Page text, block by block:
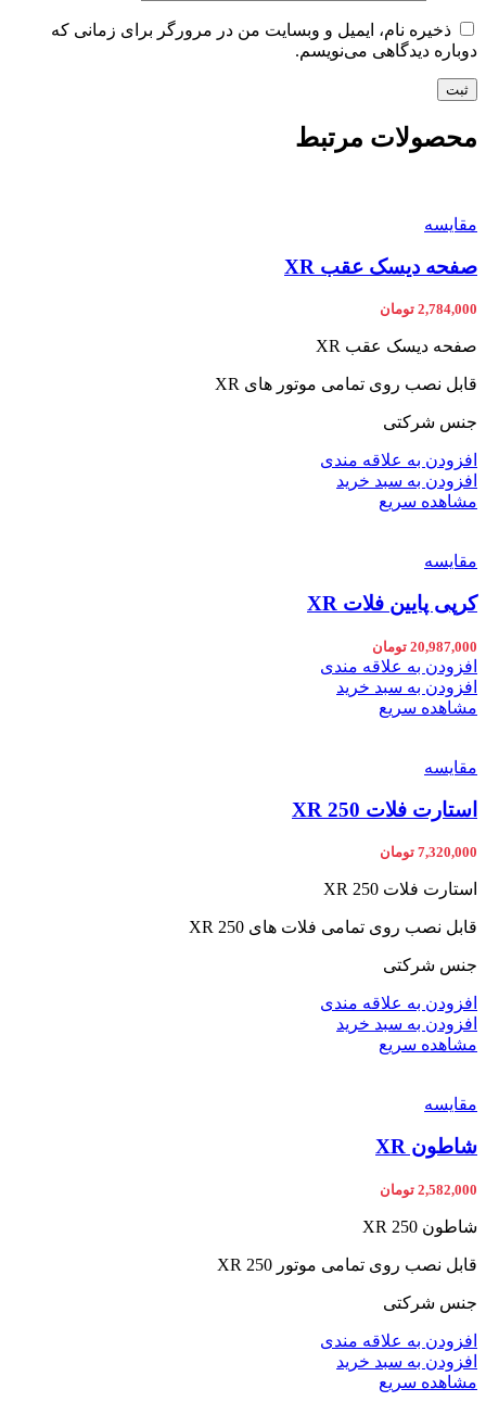
ذخیره نام، ایمیل و وبسایت من در مرورگر برای زمانی که
دوباره دیدگاهی می‌نویسم.
محصولات مرتبط
مقایسه
صفحه دیسک عقب XR
2,784,000 تومان
صفحه دیسک عقب XR
قابل نصب روی تمامی موتور های XR
جنس شرکتی
افزودن به علاقه مندی
افزودن به سبد خرید
مشاهده سریع
مقایسه
کرپی پایین فلات XR
20,987,000 تومان
افزودن به علاقه مندی
افزودن به سبد خرید
مشاهده سریع
مقایسه
استارت فلات XR 250
7,320,000 تومان
استارت فلات XR 250
قابل نصب روی تمامی فلات های XR 250
جنس شرکتی
افزودن به علاقه مندی
افزودن به سبد خرید
مشاهده سریع
مقایسه
شاطون XR
2,582,000 تومان
شاطون XR 250
قابل نصب روی تمامی موتور XR 250
جنس شرکتی
افزودن به علاقه مندی
افزودن به سبد خرید
مشاهده سریع